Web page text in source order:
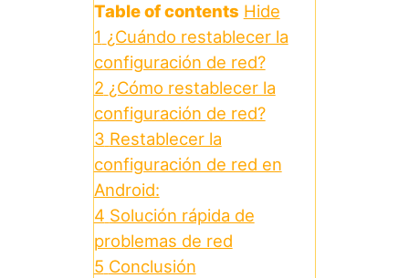
Table of contents Hide
1 ¿Cuándo restablecer la
configuración de red?
2 ¿Cómo restablecer la
configuración de red?
3 Restablecer la
configuración de red en
Android:
4 Solución rápida de
problemas de red
5 Conclusión